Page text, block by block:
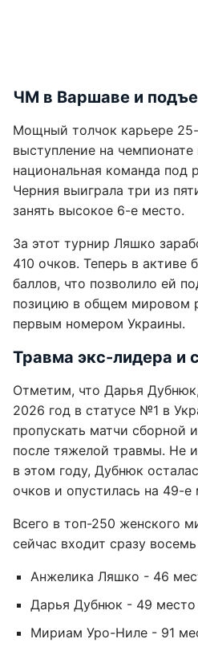
ЧМ в Варшаве и
Мощный толчок карьере
выступление на
национальная команда под
Черния выиграла три из
занять высокое 6-е место.
За этот турнир Ляшко
410 очков. Теперь в активе
баллов, что позволило ей
позицию в общем мировом
первым номером Украины.
Травма экс-лидера и
Отметим, что Дарья
2026 год в статусе №1 в
пропускать матчи сборной
после тяжелой травмы. Не
в этом году, Дубнюк
очков и опустилась на 49-
Всего в топ-250 женского
сейчас входит сразу
Анжелика Ляшко - 46
Дарья Дубнюк - 49
Мириам Уро-Ниле - 91